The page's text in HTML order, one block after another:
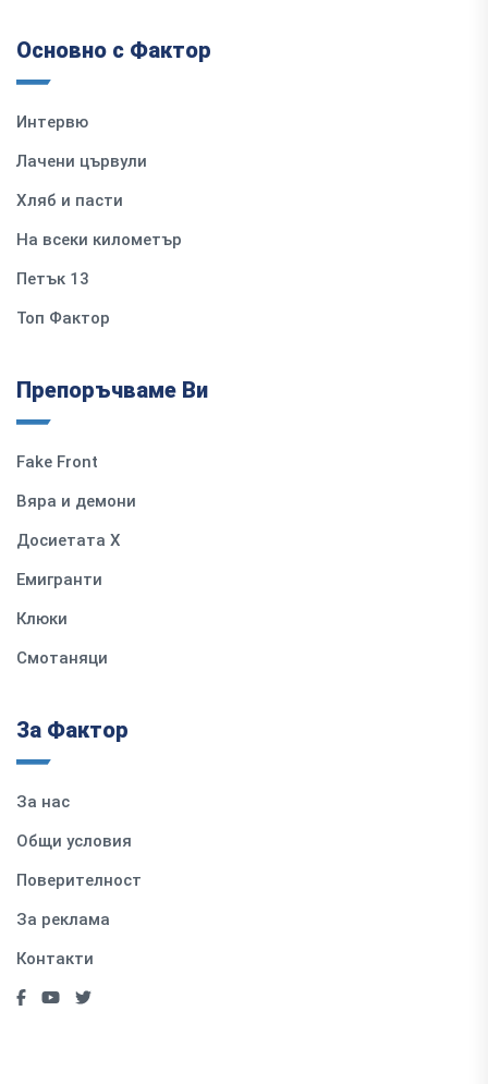
Основно с Фактор
Интервю
Лачени цървули
Хляб и пасти
На всеки километър
Петък 13
Топ Фактор
Препоръчваме Ви
Fake Front
Вяра и демони
Досиетата Х
Емигранти
Клюки
Смотаняци
За Фактор
За нас
Общи условия
Поверителност
За реклама
Контакти